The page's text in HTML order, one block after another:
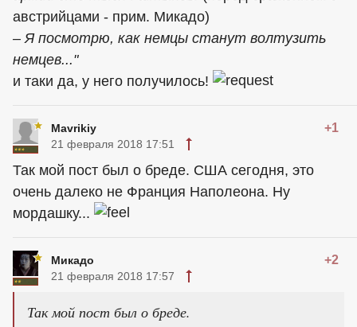
австрийцами - прим. Микадо)
– Я посмотрю, как немцы станут волтузить
немцев..."
и таки да, у него получилось!
Mavrikiy +1
21 февраля 2018 17:51
Так мой пост был о бреде. США сегодня, это
очень далеко не Франция Наполеона. Ну
мордашку...
Микадо +2
21 февраля 2018 17:57
Так мой пост был о бреде.